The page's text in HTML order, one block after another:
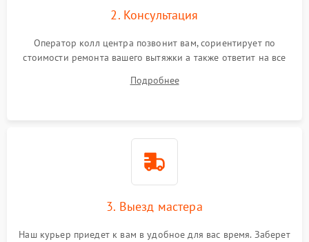
2. Консультация
Оператор колл центра позвонит вам, сориентирует по
стоимости ремонта вашего вытяжки а также ответит на все
Подробнее
3. Выезд мастера
Наш курьер приедет к вам в удобное для вас время. Заберет